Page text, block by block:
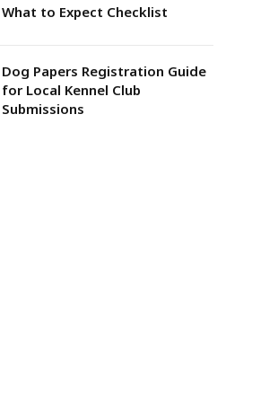
What to Expect Checklist
Dog Papers Registration Guide
for Local Kennel Club
Submissions